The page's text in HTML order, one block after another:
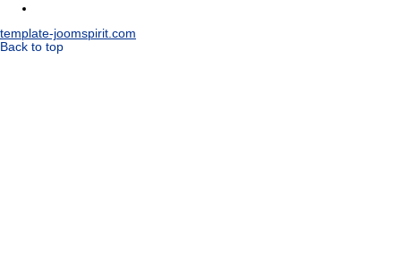
template-joomspirit.com
Back to top